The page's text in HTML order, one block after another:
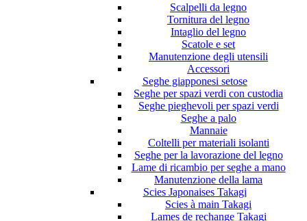
Scalpelli da legno
Tornitura del legno
Intaglio del legno
Scatole e set
Manutenzione degli utensili
Accessori
Seghe giapponesi setose
Seghe per spazi verdi con custodia
Seghe pieghevoli per spazi verdi
Seghe a palo
Mannaie
Coltelli per materiali isolanti
Seghe per la lavorazione del legno
Lame di ricambio per seghe a mano
Manutenzione della lama
Scies Japonaises Takagi
Scies à main Takagi
Lames de rechange Takagi